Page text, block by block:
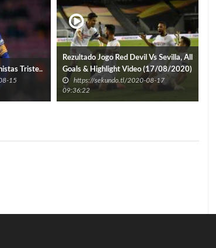
Triste..
15
Rezultado Jogo Red Devil Vs Sevilla, All
Goals & Highlight Video (17/08/2020)
https://sekundo.tl/2020-08-17
09:36:22